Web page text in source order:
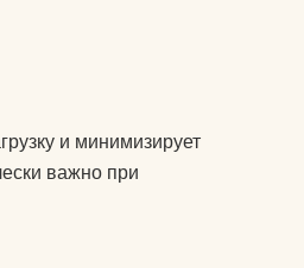
и минимизирует
важно при